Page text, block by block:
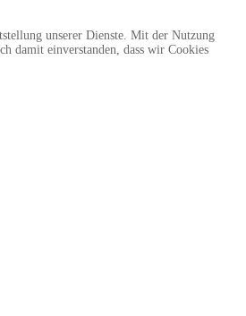
unserer Dienste. Mit der Nutzung
damit einverstanden, dass wir Cookies